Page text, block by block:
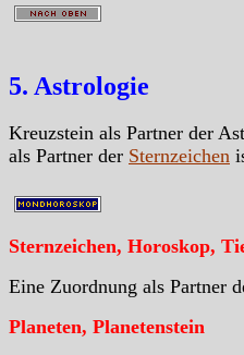
5. Astrologie
Kreuzstein als Partner der
als Partner der Sternzeichen
Sternzeichen, Horoskop,
Eine Zuordnung als Partner
Planeten, Planetenstein